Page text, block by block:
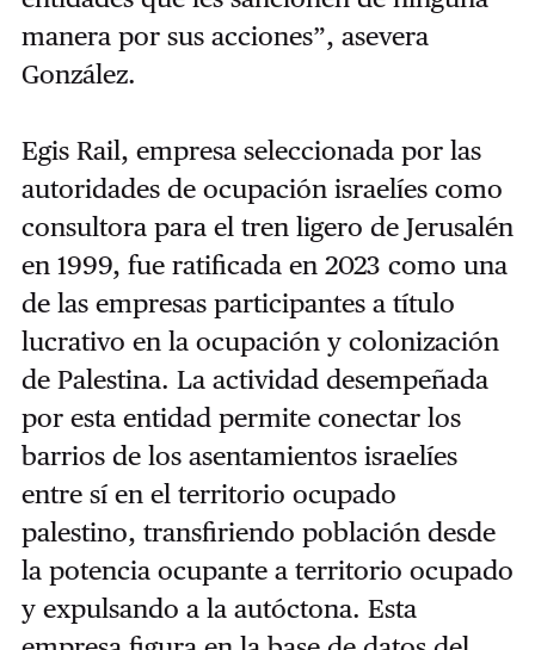
manera por sus acciones”, asevera
González.
Egis Rail, empresa seleccionada por las
autoridades de ocupación israelíes como
consultora para el tren ligero de Jerusalén
en 1999, fue ratificada en 2023 como una
de las empresas participantes a título
lucrativo en la ocupación y colonización
de Palestina. La actividad desempeñada
por esta entidad permite conectar los
barrios de los asentamientos israelíes
entre sí en el territorio ocupado
palestino, transfiriendo población desde
la potencia ocupante a territorio ocupado
y expulsando a la autóctona. Esta